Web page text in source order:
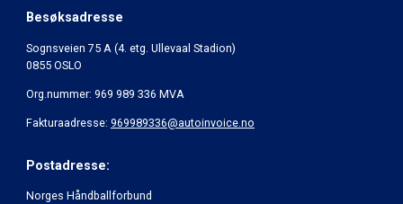
Besøksadresse
Sognsveien 75 A (4. etg. Ullevaal Stadion)
0855 OSLO
Org.nummer: 969 989 336 MVA
Fakturaadresse: 969989336@autoinvoice.no
Postadresse:
Norges Håndballforbund